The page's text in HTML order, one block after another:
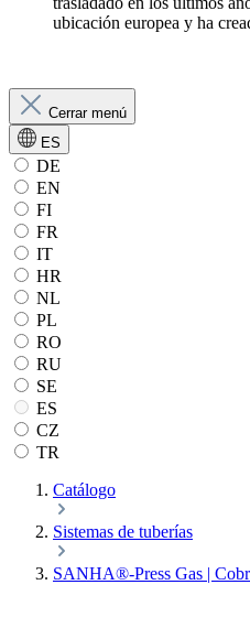
ubicación europea y ha
Cerrar menú
ES
DE
EN
FI
FR
IT
HR
NL
PL
RO
RU
SE
ES
CZ
TR
Catálogo
Sistemas de tuberías
SANHA®-Press Gas |